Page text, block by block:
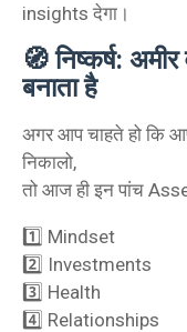
insights देगा।
🧭 निष्कर्ष:
बनाता है
अगर आप चाहते हो कि
निकालो,
तो आज ही इन पांच
1️⃣ Mindset
2️⃣ Investments
3️⃣ Health
4️⃣ Relationships